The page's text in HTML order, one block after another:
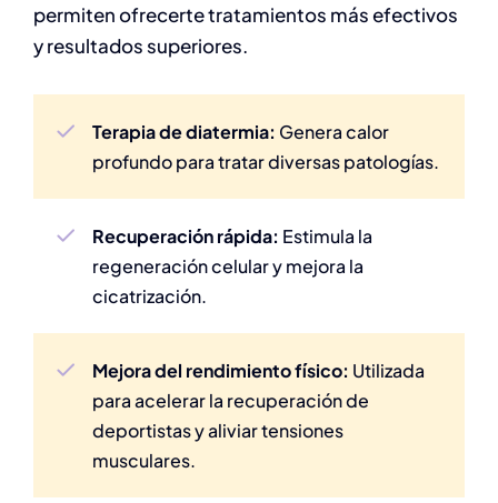
permiten ofrecerte tratamientos más efectivos
y resultados superiores.
Terapia de diatermia: Genera calor
profundo para tratar diversas patologías.
Recuperación rápida: Estimula la
regeneración celular y mejora la
cicatrización.
Mejora del rendimiento físico: Utilizada
para acelerar la recuperación de
deportistas y aliviar tensiones
musculares.